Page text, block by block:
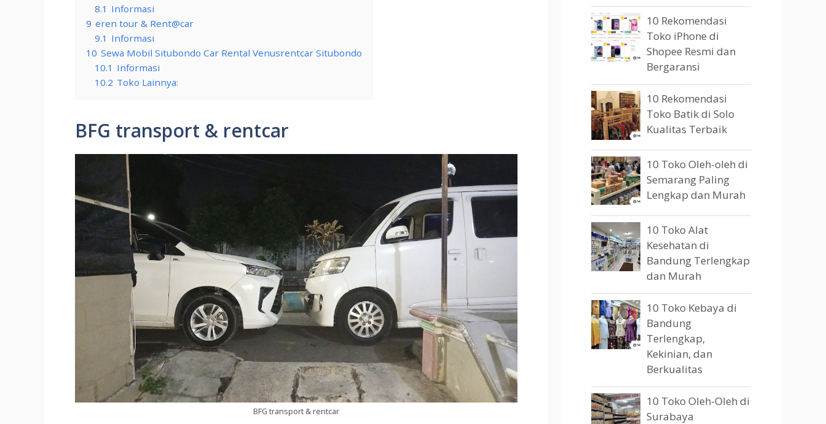
8.1 Informasi
9 eren tour & Rent@car
9.1 Informasi
10 Sewa Mobil Situbondo Car Rental Venusrentcar Situbondo
10.1 Informasi
10.2 Toko Lainnya:
BFG transport & rentcar
BFG transport & rentcar
10 Rekomendasi
Toko iPhone di
Shopee Resmi dan
Bergaransi
10 Rekomendasi
Toko Batik di Solo
Kualitas Terbaik
10 Toko Oleh-oleh di
Semarang Paling
Lengkap dan Murah
10 Toko Alat
Kesehatan di
Bandung Terlengkap
dan Murah
10 Toko Kebaya di
Bandung
Terlengkap,
Kekinian, dan
Berkualitas
10 Toko Oleh-Oleh di
Surabaya